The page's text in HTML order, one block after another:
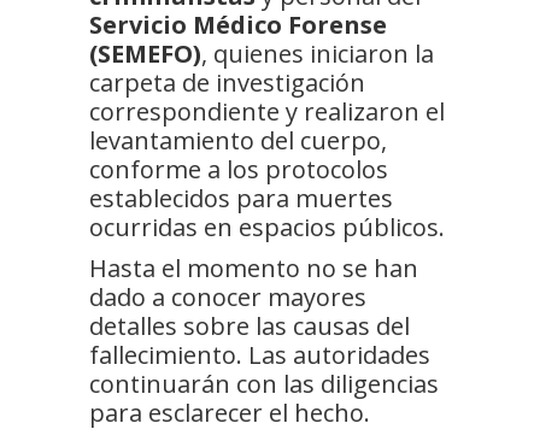
Servicio Médico Forense
(SEMEFO), quienes iniciaron la
carpeta de investigación
correspondiente y realizaron el
levantamiento del cuerpo,
conforme a los protocolos
establecidos para muertes
ocurridas en espacios públicos.
Hasta el momento no se han
dado a conocer mayores
detalles sobre las causas del
fallecimiento. Las autoridades
continuarán con las diligencias
para esclarecer el hecho.